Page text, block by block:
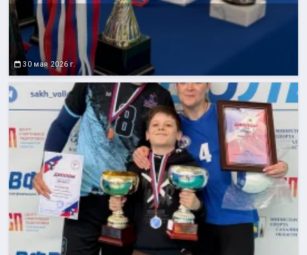
30 мая 2026 г.